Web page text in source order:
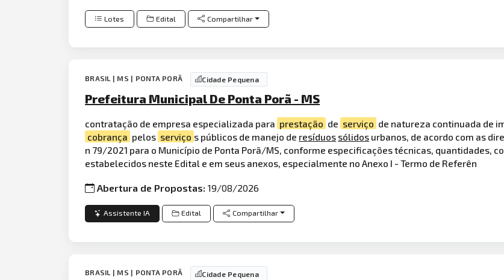
Lotes Edital Compartilhar
BRASIL | MS | PONTA PORÃ Cidade Pequena
Prefeitura Municipal De Ponta Porã - MS
contratação de empresa especializada para prestação de serviço de natureza continuada de
cobrança pelos serviço s públicos de manejo de resíduos sólidos urbanos, de acordo com as
n 79/2021 para o Município de Ponta Porã/MS, conforme especificações técnicas, quantidades,
estabelecidos neste Edital e em seus anexos, especialmente no Anexo I - Termo de Referên
Abertura de Propostas:19/08/2026
Assistente IA Edital Compartilhar
BRASIL | MS | PONTA PORÃ Cidade Pequena